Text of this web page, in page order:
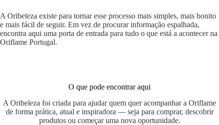
A Oribeleza existe para tornar esse processo mais simples, mais bonito
e mais fácil de seguir. Em vez de procurar informação espalhada,
encontra aqui uma porta de entrada para tudo o que está a acontecer na
Oriflame Portugal.
O que pode encontrar aqui
A Oribeleza foi criada para ajudar quem quer acompanhar a Oriflame
de forma prática, atual e inspiradora — seja para comprar, descobrir
produtos ou começar uma nova oportunidade.